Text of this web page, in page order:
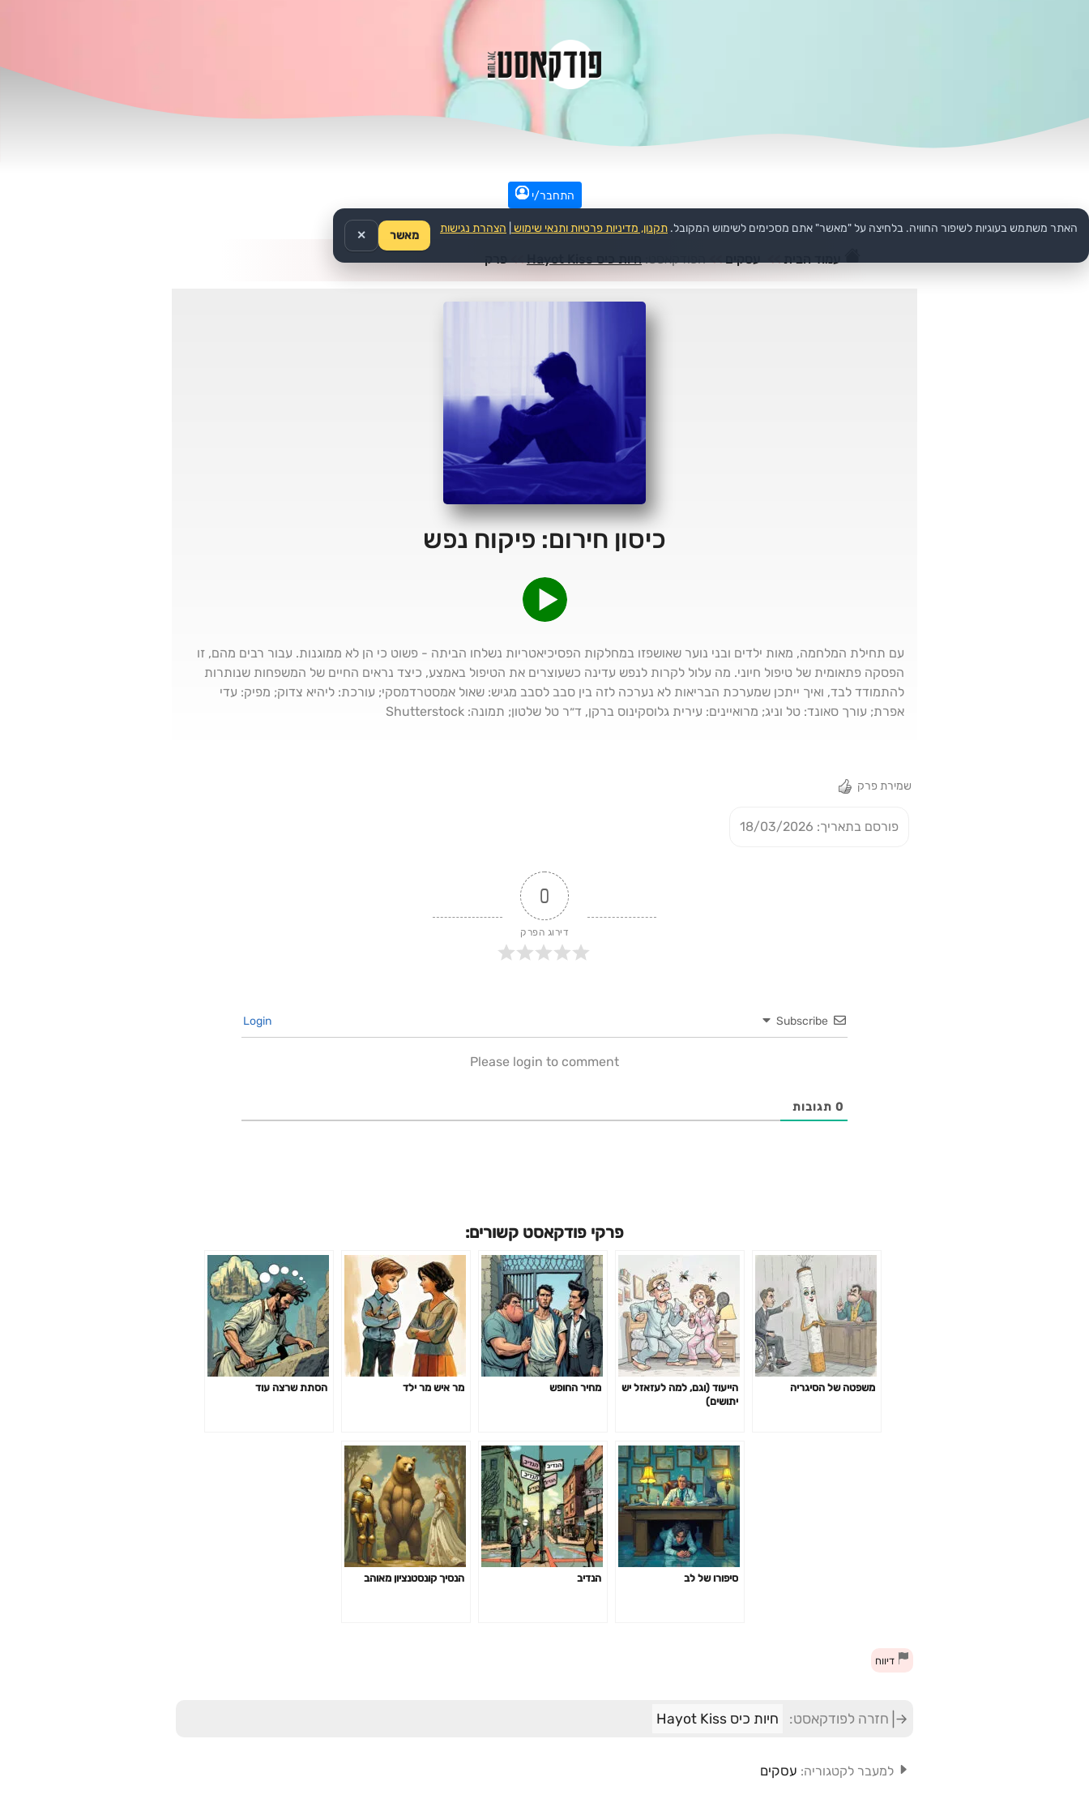
התחבר/י
עמוד הבית >> עסקים >>הפודקאסט: חיות כיס Hayot Kiss >>פרק
כיסון חירום: פיקוח נפש
עם תחילת המלחמה, מאות ילדים ובני נוער שאושפזו במחלקות הפסיכיאטריות נשלחו הביתה - פשוט כי הן לא ממוגנות. עבור רבים מהם, זו
הפסקה פתאומית של טיפול חיוני. מה עלול לקרות לנפש עדינה כשעוצרים את הטיפול באמצע, כיצד נראים החיים של המשפחות שנותרות
להתמודד לבד, ואיך ייתכן שמערכת הבריאות לא נערכה לזה בין סבב לסבב מגיש: שאול אמסטרדמסקי; עורכת: ליהיא צדוק; מפיק: עדי
אפרת; עורך סאונד: טל וניג; מרואיינים: עירית גלוסקינוס ברקן, ד״ר טל שלטון; תמונה: Shutterstock
שמירת פרק
פורסם בתאריך: 18/03/2026
0
דירוג הפרק
Subscribe
Please login to comment
0 תגובות
פרקי פודקאסט קשורים:
משפטה של הסיגריה
הייעוד (וגם, למה לעזאזל יש
יתושים)
מחיר החופש מר איש מר ילד הסתת שרצה עוד
סיפורו של לב הנדיב הנסיך קונסטנציון מאוהב
דיווח
חזרה לפודקאסט: חיות כיס Hayot Kiss
למעבר לקטגוריה: עסקים
האתר משתמש בעוגיות לשיפור החוויה. בלחיצה על "מאשר" אתם מסכימים לשימוש המקובל. תקנון, מדיניות פרטיות ותנאי שימוש הצהרת נגישות
מאשר ✕